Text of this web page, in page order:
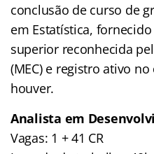
conclusão de curso de
em Estatística,
superior reconhecida
(MEC) e registro ativo
houver.
Analista em
Vagas: 1 + 41 CR